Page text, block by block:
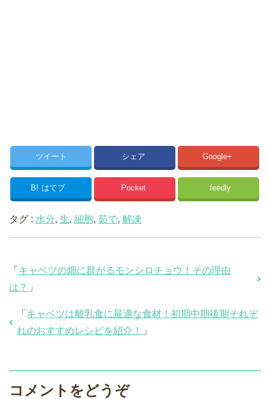
ツイート シェア Google+
B! はてブ Pocket feedly
タグ : 水分, 生, 細胞, 茹で, 解凍
「 キャベツの畑に群がるモンシロチョウ！その理由
は？ 」
「 キャベツは離乳食に最適な食材！初期中期後期それぞ
れのおすすめレシピを紹介！
」
コメントをどうぞ